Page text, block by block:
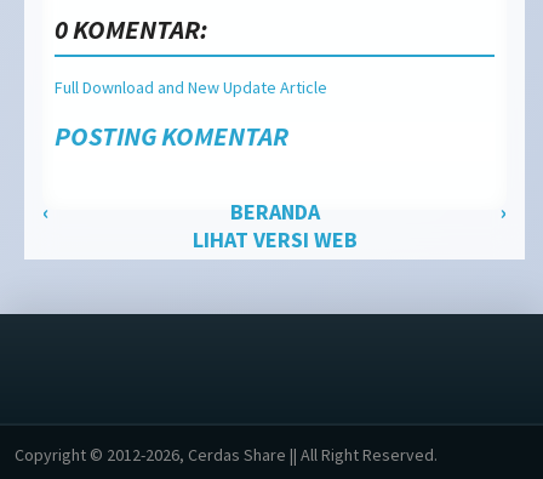
0 KOMENTAR:
Full Download and New Update Article
POSTING KOMENTAR
‹ ›
BERANDA
LIHAT VERSI WEB
Copyright © 2012-2026, Cerdas Share || All Right Reserved.